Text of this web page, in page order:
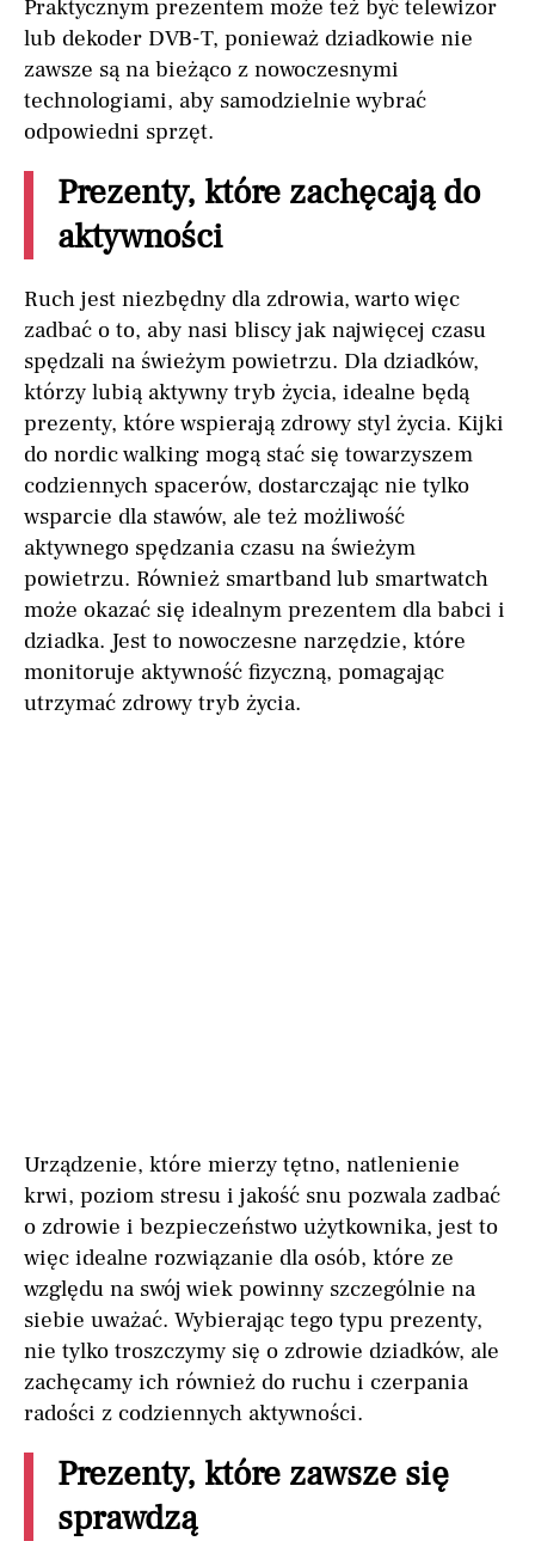
Praktycznym prezentem może też być telewizor
lub dekoder DVB-T, ponieważ dziadkowie nie
zawsze są na bieżąco z nowoczesnymi
technologiami, aby samodzielnie wybrać
odpowiedni sprzęt.
Prezenty, które zachęcają do
aktywności
Ruch jest niezbędny dla zdrowia, warto więc
zadbać o to, aby nasi bliscy jak najwięcej czasu
spędzali na świeżym powietrzu. Dla dziadków,
którzy lubią aktywny tryb życia, idealne będą
prezenty, które wspierają zdrowy styl życia. Kijki
do nordic walking mogą stać się towarzyszem
codziennych spacerów, dostarczając nie tylko
wsparcie dla stawów, ale też możliwość
aktywnego spędzania czasu na świeżym
powietrzu. Również smartband lub smartwatch
może okazać się idealnym prezentem dla babci i
dziadka. Jest to nowoczesne narzędzie, które
monitoruje aktywność fizyczną, pomagając
utrzymać zdrowy tryb życia.
Urządzenie, które mierzy tętno, natlenienie
krwi, poziom stresu i jakość snu pozwala zadbać
o zdrowie i bezpieczeństwo użytkownika, jest to
więc idealne rozwiązanie dla osób, które ze
względu na swój wiek powinny szczególnie na
siebie uważać. Wybierając tego typu prezenty,
nie tylko troszczymy się o zdrowie dziadków, ale
zachęcamy ich również do ruchu i czerpania
radości z codziennych aktywności.
Prezenty, które zawsze się
sprawdzą